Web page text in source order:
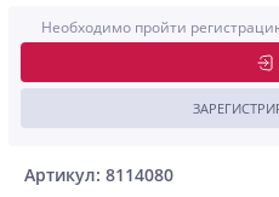
Артикул: 8114080
Необходимо пройти